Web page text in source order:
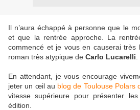
Il n’aura échappé à personne que le
et que la rentrée approche. La
commencé et je vous en causerai très
roman très atypique de Carlo Lucarelli
En attendant, je vous encourage
jeter un œil au blog de Toulouse Polars
vitesse supérieure pour présenter
édition.